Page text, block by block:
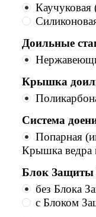
Каучуковая
Доильные
Крышка
Система
Попарная
Крышка ведра
Блок Защиты
без Блока
с Блоком